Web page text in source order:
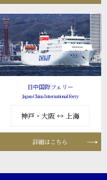
日中国際フェリー
Japan-China International Ferry
神戸・大阪 ↔ 上海
詳細はこちら